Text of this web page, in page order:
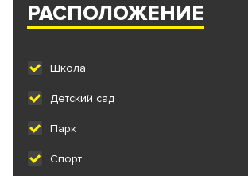
РАСПОЛОЖЕНИЕ
Школа
Детский сад
Парк
Спорт